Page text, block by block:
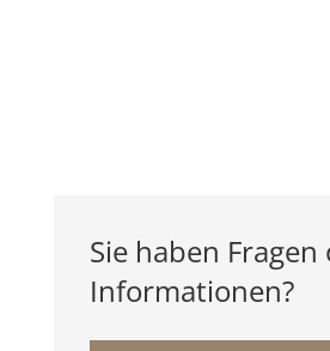
Sie haben
Informationen?